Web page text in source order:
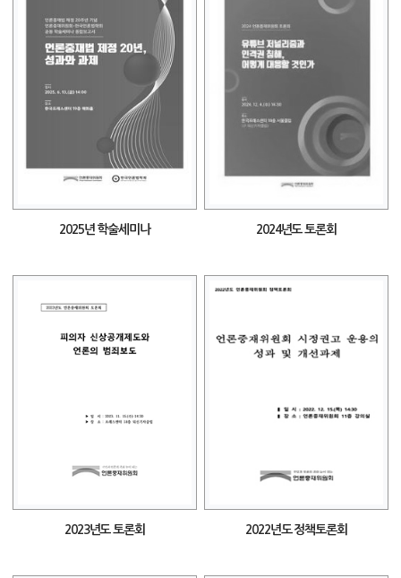
2025년 학술세미나 2024년도 토론회
2023년도 토론회 2022년도 정책토론회